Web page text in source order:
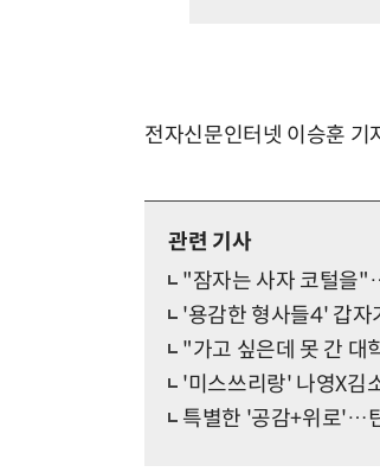
전자신문인터넷 이승훈
관련 기사
"잠자는 사자 코털을
'용감한 형사들4' 갑자
"가고 싶은데 못 간
'미스쓰리랑' 나영X김
특별한 '공감+위로'…